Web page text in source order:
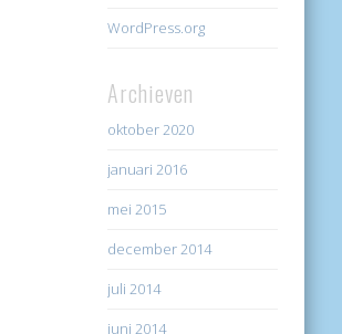
WordPress.org
Archieven
oktober 2020
januari 2016
mei 2015
december 2014
juli 2014
juni 2014